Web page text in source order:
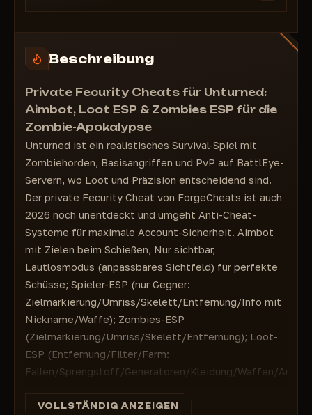
Kistenumriss
Entfernung
Spielerinformationen (Spitzname, Entfernung,
Waffe)
==========================
Zombie-ESP
Kistenumriss
Skelett
Entfernung
Entfernung anzeigen
==========================
Beute-ESP
Entfernung
Entfernung anzeigen
Filter
Farm
Fallen und Wachen
Generatoren
Benutzerdefinierte Spielzeit
Kompass anzeigen
Wackeln entfernen
Schwanken entfernen
Grauen Effekt entfernen
Ausweicheffekt entfernen
Rückstoß entfernen (0–100 %)
Streuung entfernen (0–100 %)
Erweiterter Nahkampf
Entfernungseinheit (Meter, Fuß, Yard)
Beschreibung
Private Fecurity Cheats für Unturned:
Aimbot, Loot ESP & Zombies ESP für die
Zombie-Apokalypse
Unturned ist ein realistisches Survival-Spiel mit
Zombiehorden, Basisangriffen und PvP auf BattlEye-
Servern, wo Loot und Präzision entscheidend sind.
Der private Fecurity Cheat von ForgeCheats ist auch
2026 noch unentdeckt und umgeht Anti-Cheat-
Systeme für maximale Account-Sicherheit. Aimbot
mit Zielen beim Schießen, Nur sichtbar,
Lautlosmodus (anpassbares Sichtfeld) für perfekte
Schüsse; Spieler-ESP (nur Gegner:
Zielmarkierung/Umriss/Skelett/Entfernung/Info mit
Nickname/Waffe); Zombies-ESP
(Zielmarkierung/Umriss/Skelett/Entfernung); Loot-
ESP (Entfernung/Filter/Farm:
Fallen/Sprengstoff/Generatoren/Kleidung/Waffen/
benutzerdefinierte Einstellungen, Kompass/Karte,
VOLLSTÄNDIG ANZEIGEN